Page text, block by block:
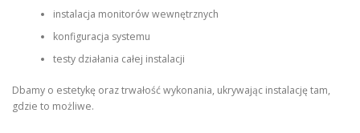
instalacja monitorów wewnętrznych
konfiguracja systemu
testy działania całej instalacji
Dbamy o estetykę oraz trwałość wykonania, ukrywając instalację tam,
gdzie to możliwe.